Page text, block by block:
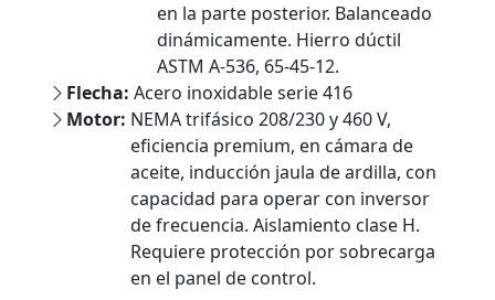
en la parte posterior. Balanceado
dinámicamente. Hierro dúctil
ASTM A-536, 65-45-12.
Flecha: Acero inoxidable serie 416
Motor: NEMA trifásico 208/230 y 460 V,
eficiencia premium, en cámara de
aceite, inducción jaula de ardilla, con
capacidad para operar con inversor
de frecuencia. Aislamiento clase H.
Requiere protección por sobrecarga
en el panel de control.